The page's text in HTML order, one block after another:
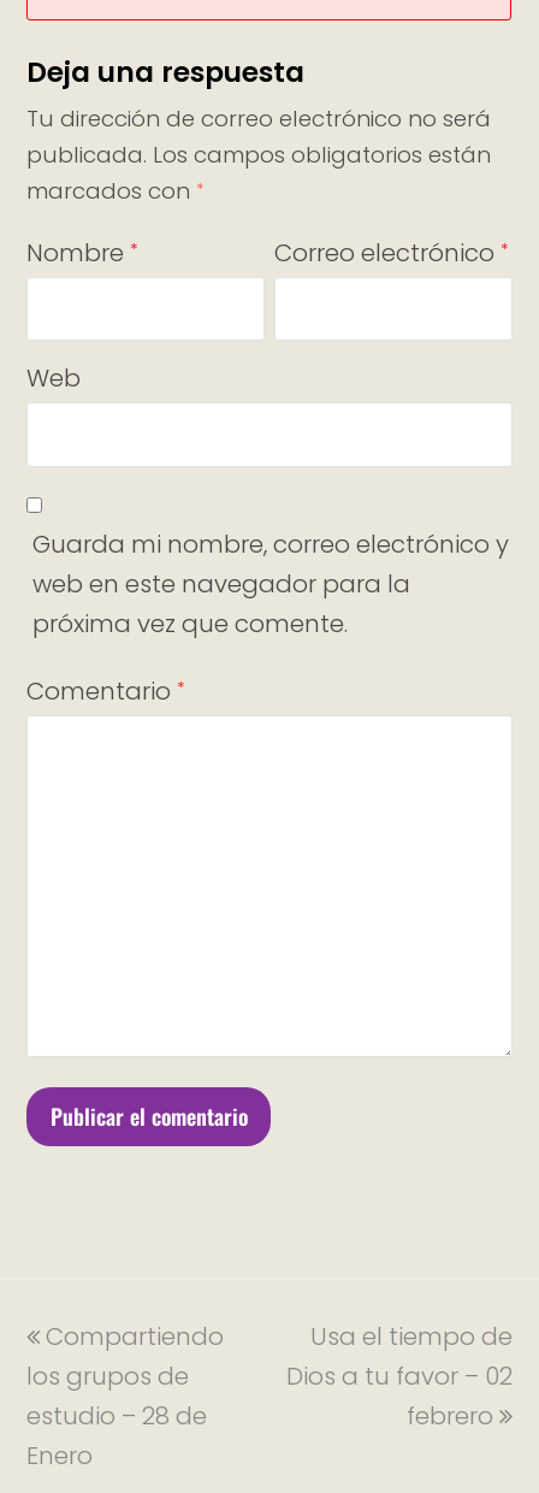
Deja una respuesta
Tu dirección de correo electrónico no será
publicada. Los campos obligatorios están
marcados con *
Nombre * Correo electrónico *
Web
Guarda mi nombre, correo electrónico y
web en este navegador para la
próxima vez que comente.
Comentario *
Compartiendo
los grupos de
estudio – 28 de
Enero
Usa el tiempo de
Dios a tu favor – 02
febrero